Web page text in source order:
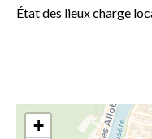
État des lieux charge
+